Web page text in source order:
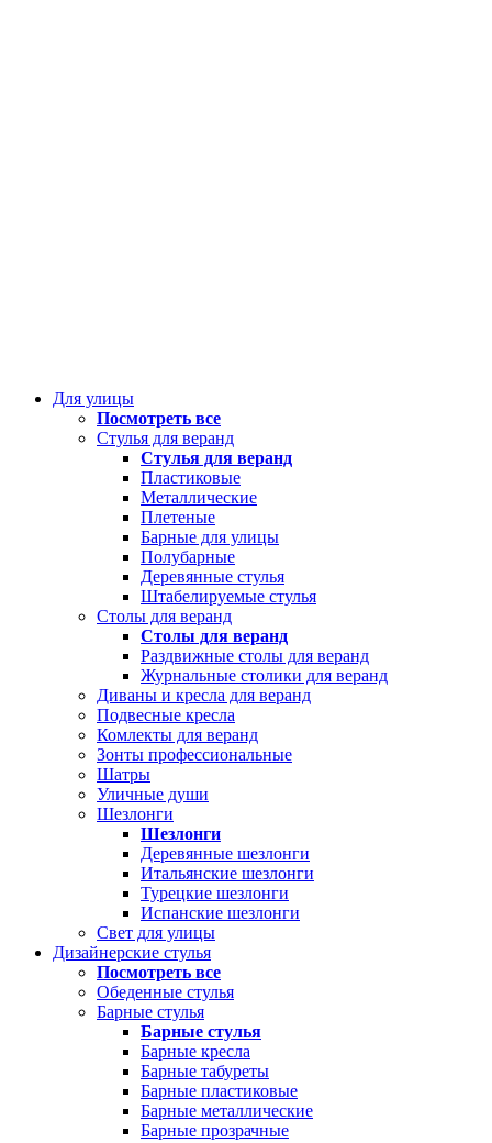
Для улицы
Посмотреть все
Стулья для веранд
Стулья для веранд
Пластиковые
Металлические
Плетеные
Барные для улицы
Полубарные
Деревянные стулья
Штабелируемые стулья
Столы для веранд
Столы для веранд
Раздвижные столы для веранд
Журнальные столики для веранд
Диваны и кресла для веранд
Подвесные кресла
Комлекты для веранд
Зонты профессиональные
Шатры
Уличные души
Шезлонги
Шезлонги
Деревянные шезлонги
Итальянские шезлонги
Турецкие шезлонги
Испанские шезлонги
Свет для улицы
Дизайнерские стулья
Посмотреть все
Обеденные стулья
Барные стулья
Барные стулья
Барные кресла
Барные табуреты
Барные пластиковые
Барные металлические
Барные прозрачные